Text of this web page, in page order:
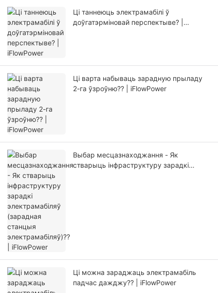
Ці таннеюць электрамабілі ў
доўгатэрміновай перспектыве? |
Ці варта набываць зарадную прыладу
2-га ўзроўню?? | iFlowPower
Выбар месцазнаходжання - Як
стварыць інфраструктуру зарадкі
Ці можна зараджаць электрамабіль
падчас дажджу?? | iFlowPower